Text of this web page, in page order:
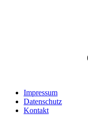
Impressum
Datenschutz
Kontakt